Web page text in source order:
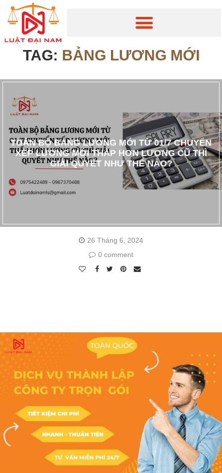
TAG: BẢNG LƯƠNG MỚI
TOÀN BỘ BẢNG LƯƠNG MỚI TỪ 01/7 CHUYỂN
XẾP LƯƠNG MỚI THẤP HƠN LƯƠNG CŨ THÌ
GIẢI QUYẾT NHƯ THẾ NÀO?
26 Tháng 6, 2024
0 comment